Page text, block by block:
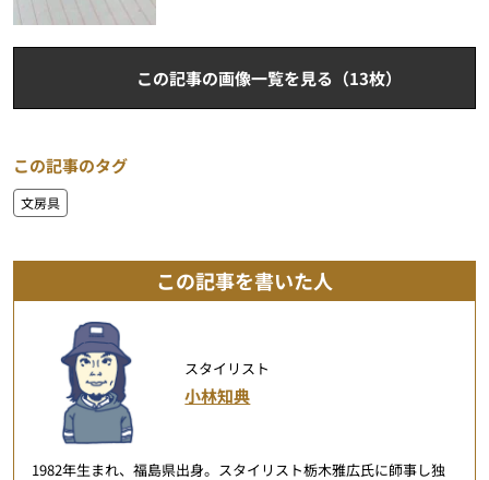
この記事の画像一覧を見る（13枚）
この記事のタグ
文房具
この記事を書いた人
スタイリスト
小林知典
1982年生まれ、福島県出身。スタイリスト栃木雅広氏に師事し独